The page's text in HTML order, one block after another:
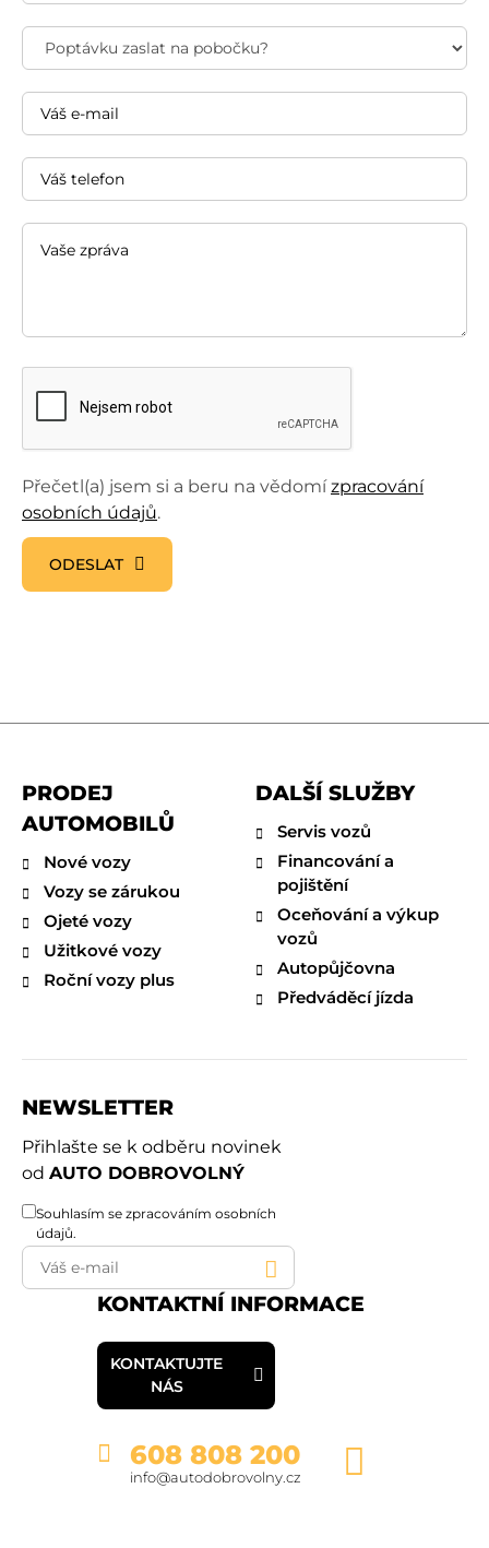
Přečetl(a) jsem si a beru na vědomízpracování
osobních údajů.
ODESLAT
PRODEJ
AUTOMOBILŮ
Nové vozy
Vozy se zárukou
Ojeté vozy
Užitkové vozy
Roční vozy plus
DALŠÍ SLUŽBY
Servis vozů
Financování a
pojištění
Oceňování a výkup
vozů
Autopůjčovna
Předváděcí jízda
NEWSLETTER
Přihlašte se k odběru novinek
od AUTO DOBROVOLNÝ
Souhlasím se zpracováním osobních
údajů.
KONTAKTNÍ INFORMACE
KONTAKTUJTE
NÁS
608 808 200
info@autodobrovolny.cz